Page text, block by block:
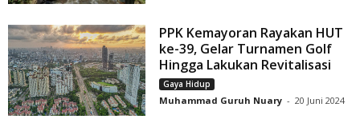
PPK Kemayoran Rayakan HUT
ke-39, Gelar Turnamen Golf
Hingga Lakukan Revitalisasi
Gaya Hidup
Muhammad Guruh Nuary - 20 Juni 2024